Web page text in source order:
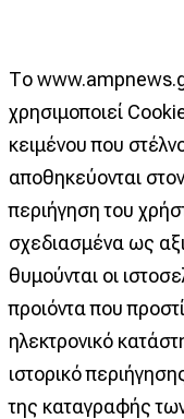
Το
χρησιμοποιεί
κειμένου που
αποθηκεύονται
περιήγηση του
σχεδιασμένα ως
θυμούνται οι
προιόντα που
ηλεκτρονικό
ιστορικό
της καταγραφής